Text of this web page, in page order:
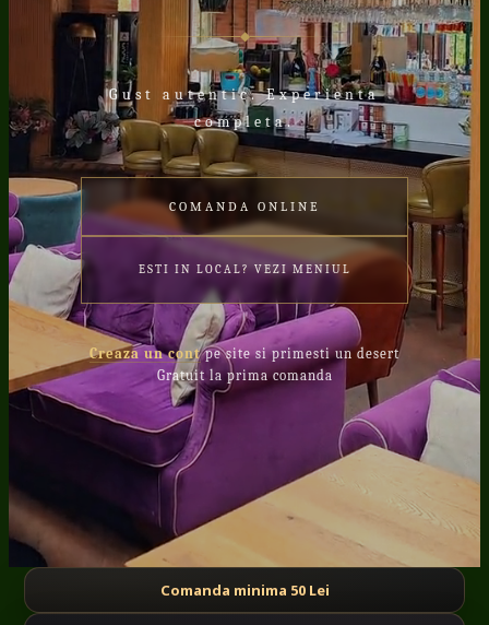
◆
Gust autentic. Experienta
completa.
COMANDA ONLINE
ESTI IN LOCAL? VEZI MENIUL
Creaza un cont pe site si primesti un desert
Gratuit la prima comanda
Comanda minima 50 Lei